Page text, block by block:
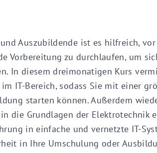
Auszubildende ist es hilfreich,
Vorbereitung zu durchlaufen, um
In diesem dreimonatigen Kurs
IT-Bereich, sodass Sie mit einer
starten können. Außerdem
die Grundlagen der Elektrotechnik
in einfache und vernetzte IT-
in Ihre Umschulung oder